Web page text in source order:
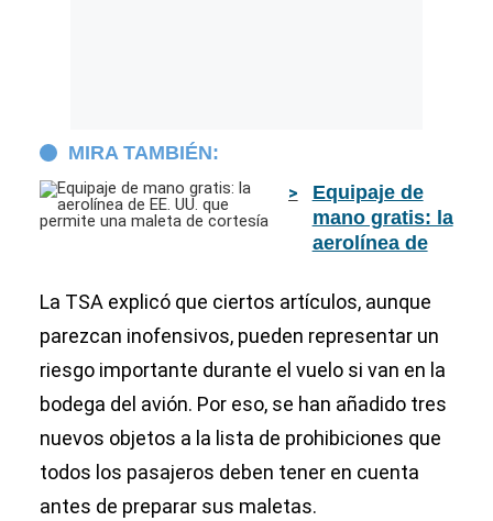
MIRA TAMBIÉN:
Equipaje de
mano gratis: la
aerolínea de
permite una
maleta de
cortesía
La TSA explicó que ciertos artículos, aunque
parezcan inofensivos, pueden representar un
riesgo importante durante el vuelo si van en la
bodega del avión. Por eso, se han añadido tres
nuevos objetos a la lista de prohibiciones que
todos los pasajeros deben tener en cuenta
antes de preparar sus maletas.